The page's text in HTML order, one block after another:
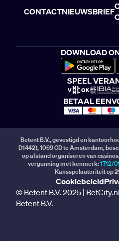
CONTACTNIEUWSBRIEF
DOWNLOAD
SPEEL
BETAAL
Betent B.V., gevestigd en
D1442), 1069 CD te Amsterdam,
op afstand organiseren van
vergunning met kenmerk:1712/
Kansspelautoriteit op
Cookiebeleid
© Betent B.V. 2025 |
Betent B.V.